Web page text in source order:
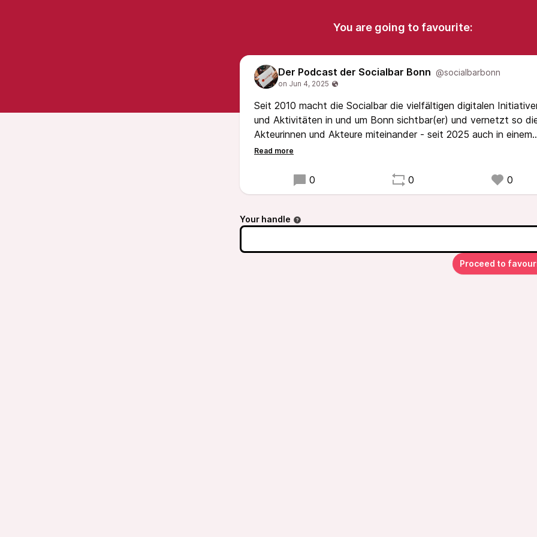
You are going to favourite:
Der Podcast der Socialbar Bonn @socialbarbonn
Seit 2010 macht die Socialbar die vielfältigen digitalen
und Aktivitäten in und um Bonn sichtbar(er) und vernetzt so
Akteurinnen und Akteure miteinander - seit 2025 auch in einem
Podcast! In Gesprächen mit Gästen geht es nochmal tiefer in
0
0 0
Your handle
Proceed to